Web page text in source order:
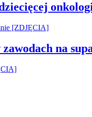
zawodach na